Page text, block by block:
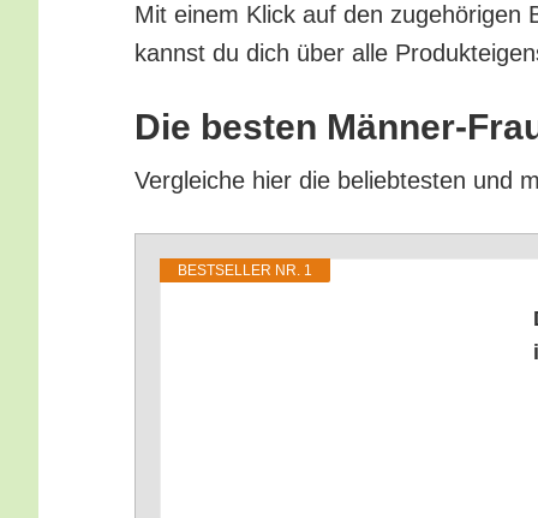
Mit einem Klick auf den zuge­hö­ri­gen
kannst du dich über alle
Die bes­ten Män­ner-
Ver­glei­che hier die belieb­tes­ten und
BEST­SEL­LER NR. 1